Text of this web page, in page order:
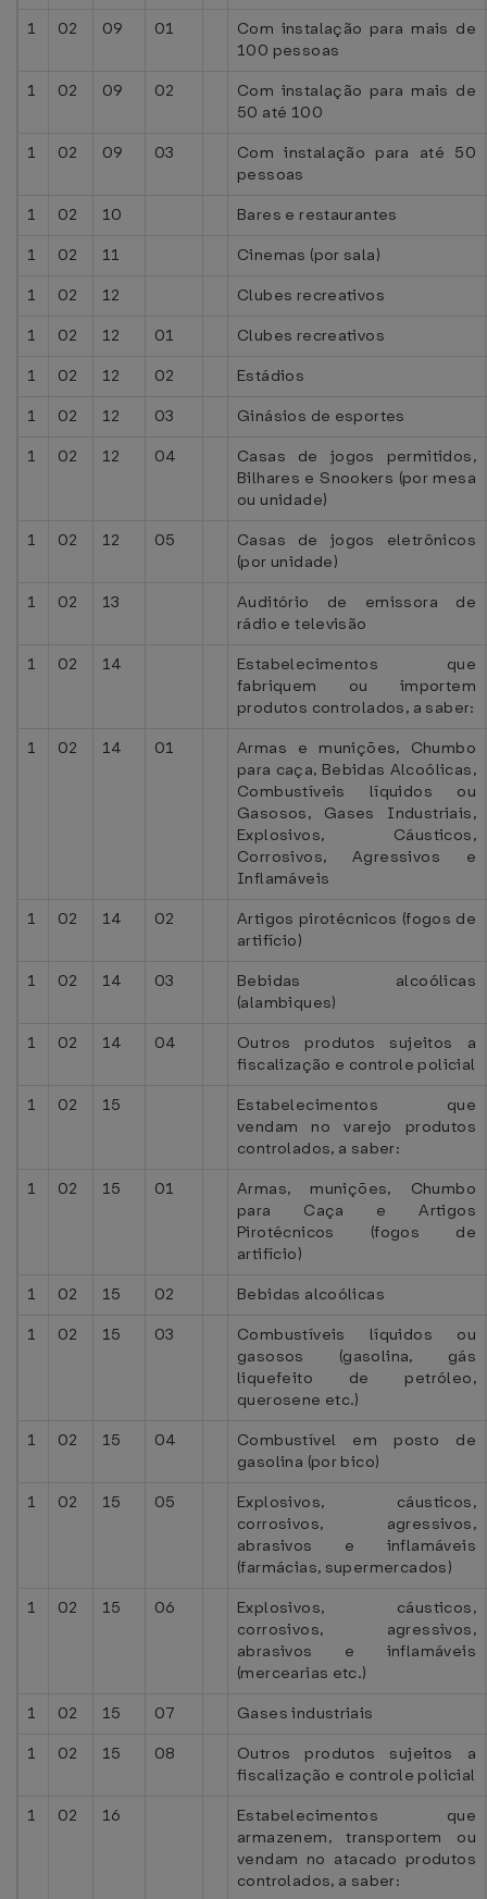
1
02 09 01
Com instalação para mais de
100 pessoas
1
02 09 02
Com instalação para mais de
50 até 100
1
02 09 03
Com instalação para até 50
pessoas
1
02 10
Bares e restaurantes
1
02 11
Cinemas (por sala)
1
02 12
Clubes recreativos
1
02 12 01
Clubes recreativos
1
02 12 02
Estádios
1
02 12 03
Ginásios de esportes
1
02 12 04
Casas de jogos permitidos,
Bilhares e Snookers (por mesa
ou unidade)
1
02 12 05
Casas de jogos eletrônicos
(por unidade)
1
02 13
Auditório de emissora de
rádio e televisão
1
02 14
Estabelecimentos que
fabriquem ou importem
produtos controlados, a saber:
1
02 14 01
Armas e munições, Chumbo
para caça, Bebidas Alcoólicas,
Combustíveis líquidos ou
Gasosos, Gases Industriais,
Explosivos, Cáusticos,
Corrosivos, Agressivos e
Inflamáveis
1
02 14 02
Artigos pirotécnicos (fogos de
artifício)
1
02 14 03
Bebidas alcoólicas
(alambiques)
1
02 14 04
Outros produtos sujeitos a
fiscalização e controle policial
1
02 15
Estabelecimentos que
vendam no varejo produtos
controlados, a saber:
1
02 15 01
Armas, munições, Chumbo
para Caça e Artigos
Pirotécnicos (fogos de
artifício)
1
02 15 02
Bebidas alcoólicas
1
02 15 03
Combustíveis líquidos ou
gasosos (gasolina, gás
liquefeito de petróleo,
querosene etc.)
1
02 15 04
Combustível em posto de
gasolina (por bico)
1
02 15 05
Explosivos, cáusticos,
corrosivos, agressivos,
abrasivos e inflamáveis
(farmácias, supermercados)
1
02 15 06
Explosivos, cáusticos,
corrosivos, agressivos,
abrasivos e inflamáveis
(mercearias etc.)
1
02 15 07
Gases industriais
1
02 15 08
Outros produtos sujeitos a
fiscalização e controle policial
1
02 16
Estabelecimentos que
armazenem, transportem ou
vendam no atacado produtos
controlados, a saber: